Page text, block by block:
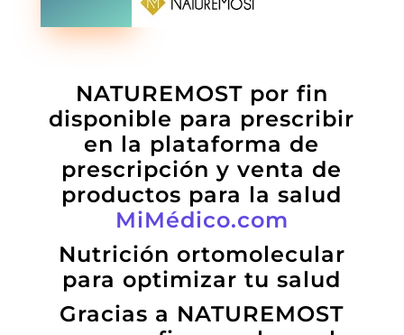
NATUREMOST por fin
disponible para prescribir
en la plataforma de
prescripción y venta de
productos para la salud
MiMédico.com
Nutrición ortomolecular
para optimizar tu salud
Gracias a NATUREMOST